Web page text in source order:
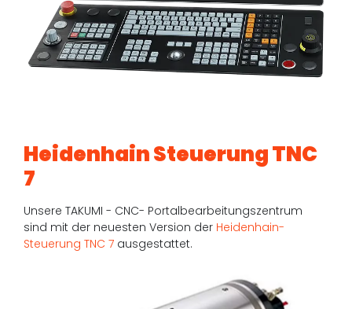
Heidenhain Steuerung TNC
7
Unsere TAKUMI - CNC- Portalbearbeitungszentrum
sind mit der neuesten Version der Heidenhain-
Steuerung TNC 7 ausgestattet.